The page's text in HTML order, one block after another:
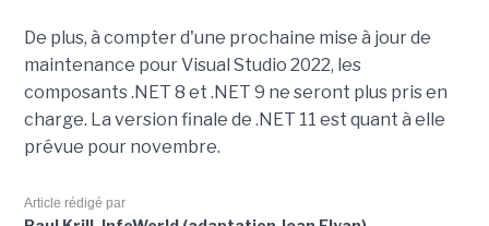
De plus, à compter d'une prochaine mise à jour de
maintenance pour Visual Studio 2022, les
composants .NET 8 et .NET 9 ne seront plus pris en
charge. La version finale de .NET 11 est quant à elle
prévue pour novembre.
Article rédigé par